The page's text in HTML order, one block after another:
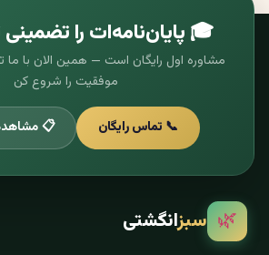
🎓 پایان‌نامه‌ات را
مشاوره اول رایگان است — همین الان با
موفقیت را شروع کن
📞 تماس رایگان 📋
🌿 سبزانگشتی